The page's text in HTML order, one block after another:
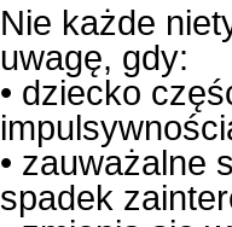
Nie każde
uwagę, gdy:
• dziecko
• zauważalne
spadek